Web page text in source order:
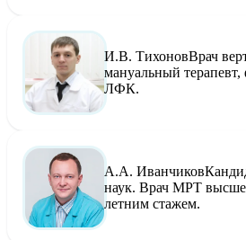
И.В. ТихоновВрач
мануальный терапевт,
ЛФК.
А.А. Иванчиков
наук. Врач МРТ
летним стажем.